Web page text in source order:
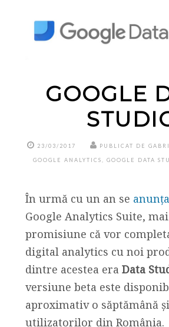
GOOGLE
23/03/2017 PUBLICAT DE
GOOGLE ANALYTICS GOOGLE DATA
În urmă cu un an se anunța
Google Analytics Suite,
promisiune că vor
digital analytics cu noi
dintre acestea era Data
versiune beta este
aproximativ o săptămână și
utilizatorilor din România.